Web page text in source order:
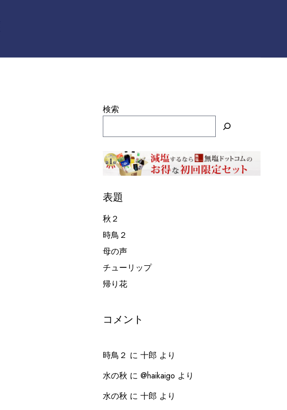
検索
表題
秋２
時鳥２
母の声
チューリップ
帰り花
コメント
時鳥２ に 十郎 より
水の秋 に @haikaigo より
水の秋 に 十郎 より